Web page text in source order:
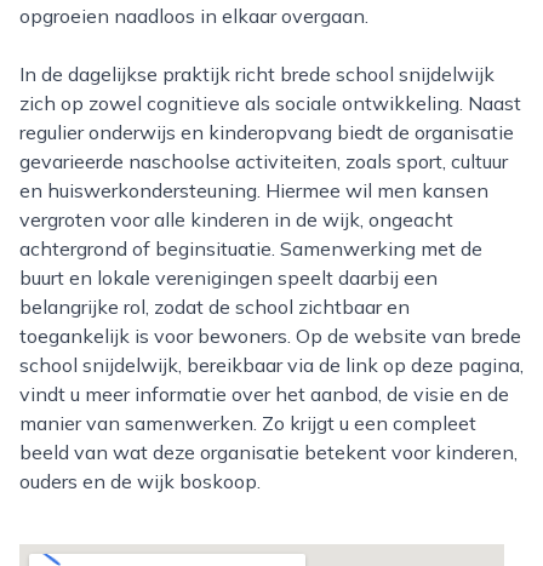
opgroeien naadloos in elkaar overgaan.
In de dagelijkse praktijk richt brede school snijdelwijk
zich op zowel cognitieve als sociale ontwikkeling. Naast
regulier onderwijs en kinderopvang biedt de organisatie
gevarieerde naschoolse activiteiten, zoals sport, cultuur
en huiswerkondersteuning. Hiermee wil men kansen
vergroten voor alle kinderen in de wijk, ongeacht
achtergrond of beginsituatie. Samenwerking met de
buurt en lokale verenigingen speelt daarbij een
belangrijke rol, zodat de school zichtbaar en
toegankelijk is voor bewoners. Op de website van brede
school snijdelwijk, bereikbaar via de link op deze pagina,
vindt u meer informatie over het aanbod, de visie en de
manier van samenwerken. Zo krijgt u een compleet
beeld van wat deze organisatie betekent voor kinderen,
ouders en de wijk boskoop.